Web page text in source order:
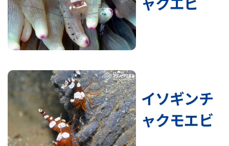
イソギンチ
ャクモエビ